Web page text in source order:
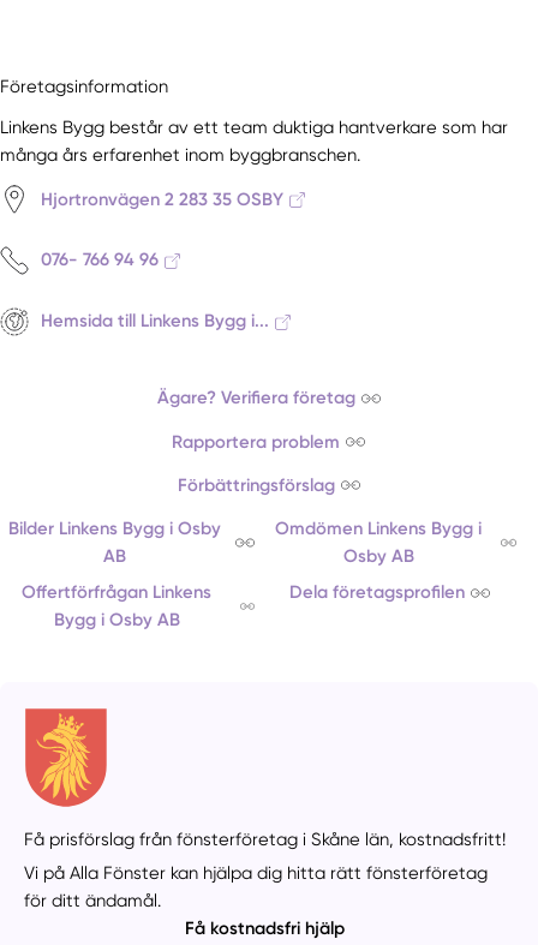
Företagsinformation
Linkens Bygg består av ett team duktiga hantverkare som har
många års erfarenhet inom byggbranschen.
Hjortronvägen 2 283 35 OSBY
076- 766 94 96
Hemsida till Linkens Bygg i...
Ägare? Verifiera företag
Rapportera problem
Förbättringsförslag
Bilder Linkens Bygg i Osby
AB
Omdömen Linkens Bygg i
Osby AB
Offertförfrågan Linkens
Bygg i Osby AB
Dela företagsprofilen
Få prisförslag från fönsterföretag i Skåne län, kostnadsfritt!
Vi på Alla Fönster kan hjälpa dig hitta rätt fönsterföretag
för ditt ändamål.
Få kostnadsfri hjälp